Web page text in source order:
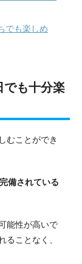
でも楽しめ
でも十分楽
むことができ
備されている
能性が高いで
ることなく、